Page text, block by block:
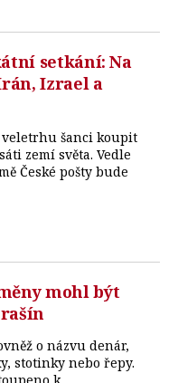
setkání: Na
Izrael a
šanci koupit
zemí světa. Vedle
České pošty bude
mohl být
o názvu denár,
stotinky nebo řepy.